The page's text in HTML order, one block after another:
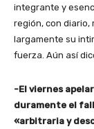
integrante y
región, con diario,
largamente su
fuerza. Aún así
-El viernes
duramente el
«arbitraria y